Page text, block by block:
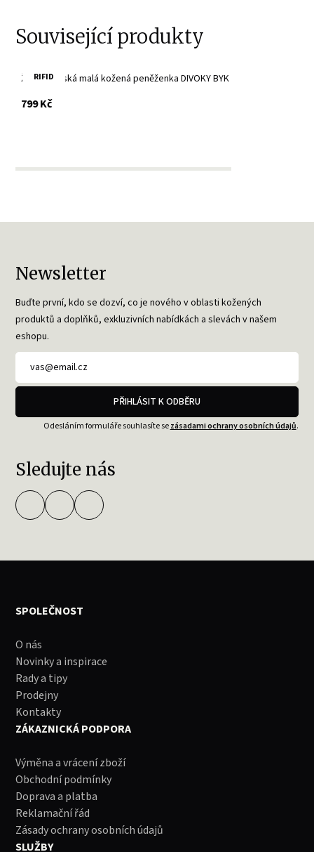
Související produkty
RIFID
Žlutá dámská malá kožená peněženka DIVOKY BYK
799 Kčs DPH
Newsletter
Buďte první, kdo se dozví, co je nového v oblasti kožených
produktů a doplňků, exkluzivních nabídkách a slevách v našem
eshopu.
PŘIHLÁSIT K ODBĚRU
Odesláním formuláře souhlasíte sezásadami ochrany osobních údajů.
Sledujte nás
SPOLEČNOST
O nás
Novinky a inspirace
Rady a tipy
Prodejny
Kontakty
ZÁKAZNICKÁ PODPORA
Výměna a vrácení zboží
Obchodní podmínky
Doprava a platba
Reklamační řád
Zásady ochrany osobních údajů
SLUŽBY